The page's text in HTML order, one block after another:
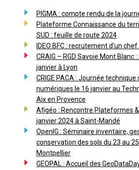
PIGMA : compte rendu de la
Plateforme Connaissance du
SUD : feuille de route 2024
IDEO BFC : recrutement d’un
CRAIG – RGD Savoie Mont Blanc
janvier à Lyon
CRIGE PACA : Journée
numériques le 16 janvier au
Aix en Provence
Afigéo : Rencontre Plateformes
janvier 2024 à Saint-Mandé
OpenIG : Séminaire inventaire,
conservation des sols du 23 au
Montpellier
GEOPAL : Accueil des